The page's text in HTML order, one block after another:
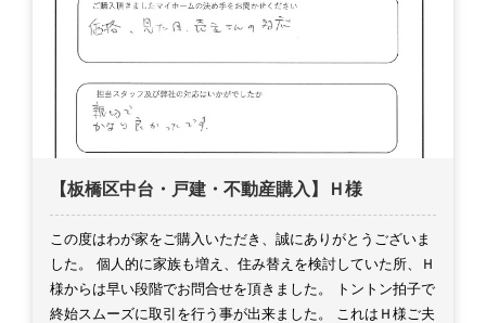
ら戻ったらお電話をするそうです」とのご連絡を頂きまし
真剣にご検討頂いている事に、私は素直に嬉しく思いま
した。今の時代外出先でも携帯がありさえすれば、どこから
でもどんな状況下でも対応は出来るものの、その時々におい
て落ち着いて正しい判断が出来ない事もあるのかも知れませ
ているつもりですが、何か大事な事に気付かせて頂いたよう
にも思います。評価も99点を頂戴し、マイナス1点の理由は
契約時に弊社代表に逢えなかったからという事でした。お引
渡しの最後の最後で、弊社の代表がご挨拶する事は出来まし
たが、マイナス1点は今後の私の課題とさせて頂きます。
ど
んな会社なんだろうか、社長はどんな人なのだろうか？様々
なご不安な事ばかりなのだと思います。会社に居ればいつで
【板橋区中台・戸建・不動産購入】Ｈ様
この度はわが家をご購入いただき、誠にありがとうございま
した。 個人的に家族も増え、住み替えを検討していた所、Ｈ
様からは早い段階でお問合せを頂きました。
トントン拍子で
終始スムーズに取引を行う事が出来ました。
これはＨ様ご夫